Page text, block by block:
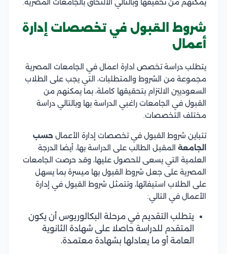
يمكنهم من تحقيقها وبالتالي الالتحاق بالجامعات المصرية.
شروط القبول في تخصصات إدارة
أعمال
يتطلب دراسة تخصص ادارة اعمال في الجامعات المصرية
مجموعة من الشروط والمتطلبات، التي يجب على الطلاب
السعوديين الالتزام بتحقيقها كاملة، بما يمكنهم من
القبول في الجامعات راغبي الدراسة بها وبالتالي دراسة
مختلف التخصصات.
تتباين شروط القبول في تخصصات إدارة الأعمال حسب
الجامعة المقبل الطالب على الدراسة بها، أيضا الدرجة
العلمية التي يسعى للحصول عليها، وقد حرصت الجامعات
المصرية على جعل شروط القبول بها ميسرة بما يسهل
على الطلاب استيفائها، وتتمثل شروط القبول في إدارة
الأعمال في التالي:
يتطلب التقديم في مرحلة البكالوريوس أن يكون
المتقدم للدراسة حاصلا على شهادة الثانوية
العامة أو ما يعادلها بشهادة معتمدة.